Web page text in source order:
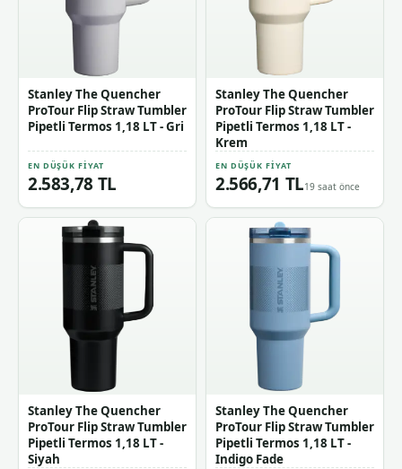
Stanley The Quencher
ProTour Flip Straw Tumbler
Pipetli Termos 1,18 LT - Gri
EN DÜŞÜK FIYAT
2.583,78 TL
Stanley The Quencher
ProTour Flip Straw Tumbler
Pipetli Termos 1,18 LT -
Krem
EN DÜŞÜK FIYAT
2.566,71 TL19 saat önce
Stanley The Quencher
ProTour Flip Straw Tumbler
Pipetli Termos 1,18 LT -
Siyah
Stanley The Quencher
ProTour Flip Straw Tumbler
Pipetli Termos 1,18 LT -
Indigo Fade